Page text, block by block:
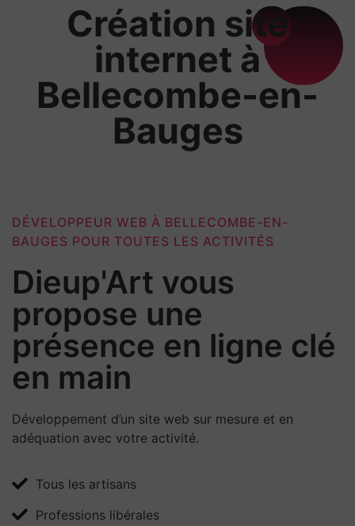
Création site
internet à
Bellecombe-en-
Bauges
DÉVELOPPEUR WEB À BELLECOMBE-EN-
BAUGES POUR TOUTES LES ACTIVITÉS
Dieup'Art vous
propose une
présence en ligne clé
en main
Développement d’un site web sur mesure et en
adéquation avec votre activité.
Tous les artisans
Professions libérales